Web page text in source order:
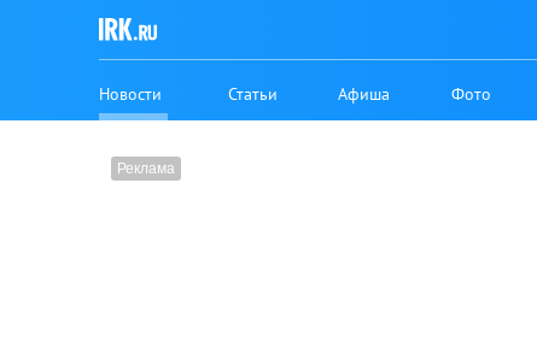
Новости Статьи Афиша Фото